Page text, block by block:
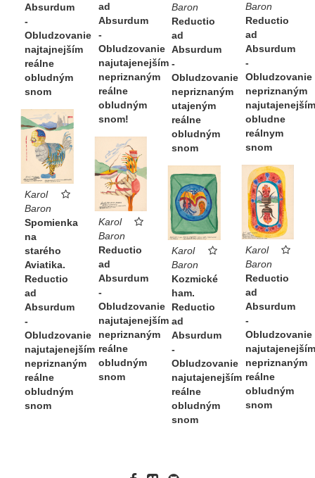
Absurdum
-
Obludzovanie
najtajnejším
reálne
obludným
snom
ad
Absurdum
-
Obludzovanie
najutajenejším
nepriznaným
reálne
obludným
snom!
Baron
Reductio
ad
Absurdum
-
Obludzovanie
nepriznaným
najutajenejším
obludne
reálnym
snom
Baron
Reductio
ad
Absurdum
-
Obludzovanie
nepriznaným
utajeným
reálne
obludným
snom
Karol
Baron
Spomienka
na
starého
Aviatika.
Reductio
ad
Absurdum
-
Obludzovanie
najutajenejším
nepriznaným
reálne
obludným
snom
Karol
Baron
Reductio
ad
Absurdum
-
Obludzovanie
najutajenejším
nepriznaným
reálne
obludným
snom
Karol
Baron
Reductio
ad
Absurdum
-
Obludzovanie
najutajenejším
nepriznaným
reálne
obludným
snom
Karol
Baron
Kozmické
ham.
Reductio
ad
Absurdum
-
Obludzovanie
najutajenejším
reálne
obludným
snom